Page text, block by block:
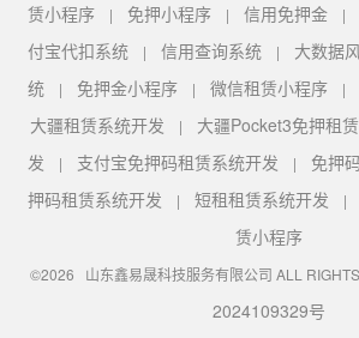
赁小程序 | 免押小程序 | 信用免押金 |
付宝代扣系统| 信用查询系统| 大数据
统 | 免押金小程序 | 微信租赁小程序 |
大疆租赁系统开发 | 大疆Pocket3免押租
发 | 支付宝免押码租赁系统开发 | 免押
押码租赁系统开发 | 短租租赁系统开发 |
赁小程序
©2026 山东鑫易晟科技服务有限公司 ALL
2024109329号